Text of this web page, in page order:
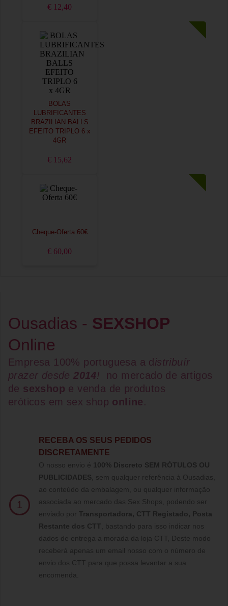
€ 12,40
BOLAS
LUBRIFICANTES
BRAZILIAN BALLS
EFEITO TRIPLO 6 x
4GR
€ 15,62
Cheque-Oferta 60€
€ 60,00
Ousadias - SEXSHOP
Online
Empresa 100% portuguesa a d istribuír
prazer desde2014!
no mercado de artigos
de sexshop e venda de produtos
eróticos em sex shop online.
1
RECEBA OS SEUS PEDIDOS
DISCRETAMENTE
O nosso envio é 100% Discreto SEM RÓTULOS OU
PUBLICIDADES , sem qualquer referência à Ousadias,
ao conteúdo da embalagem, ou qualquer informação
associada ao mercado das Sex Shops, podendo ser
enviado por Transportadora, CTT Registado, Posta
Restante dos CTT , bastando para isso indicar nos
dados de entrega a morada da loja CTT, Deste modo
receberá apenas um email nosso com o número de
envio dos CTT para que possa levantar a sua
encomenda.